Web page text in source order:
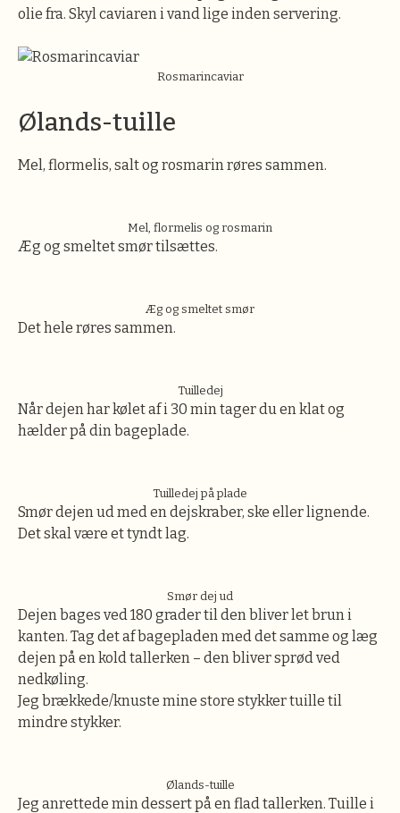
olie fra. Skyl caviaren i vand lige inden servering.
Rosmarincaviar
Ølands-tuille
Mel, flormelis, salt og rosmarin røres sammen.
Mel, flormelis og rosmarin
Æg og smeltet smør tilsættes.
Æg og smeltet smør
Det hele røres sammen.
Tuilledej
Når dejen har kølet af i 30 min tager du en klat og
hælder på din bageplade.
Tuilledej på plade
Smør dejen ud med en dejskraber, ske eller lignende.
Det skal være et tyndt lag.
Smør dej ud
Dejen bages ved 180 grader til den bliver let brun i
kanten. Tag det af bagepladen med det samme og læg
dejen på en kold tallerken – den bliver sprød ved
nedkøling.
Jeg brækkede/knuste mine store stykker tuille til
mindre stykker.
Ølands-tuille
Jeg anrettede min dessert på en flad tallerken. Tuille i